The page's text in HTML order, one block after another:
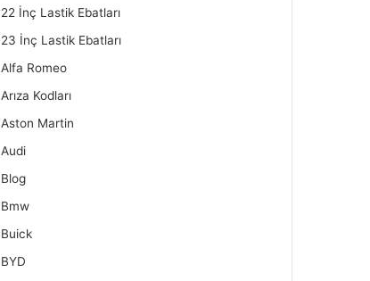
22 İnç Lastik Ebatları
23 İnç Lastik Ebatları
Alfa Romeo
Arıza Kodları
Aston Martin
Audi
Blog
Bmw
Buick
BYD